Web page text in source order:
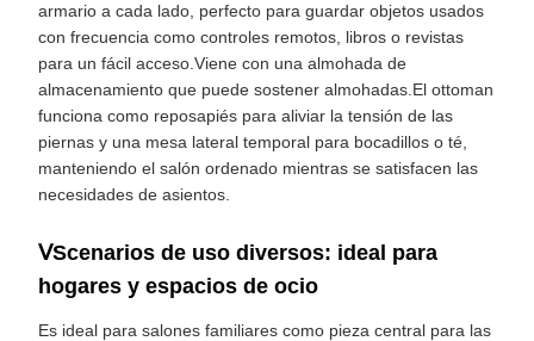
armario a cada lado, perfecto para guardar objetos usados
con frecuencia como controles remotos, libros o revistas
para un fácil acceso.Viene con una almohada de
almacenamiento que puede sostener almohadas.El ottoman
funciona como reposapiés para aliviar la tensión de las
piernas y una mesa lateral temporal para bocadillos o té,
manteniendo el salón ordenado mientras se satisfacen las
necesidades de asientos.
ⅤScenarios de uso diversos: ideal para
hogares y espacios de ocio
Es ideal para salones familiares como pieza central para las